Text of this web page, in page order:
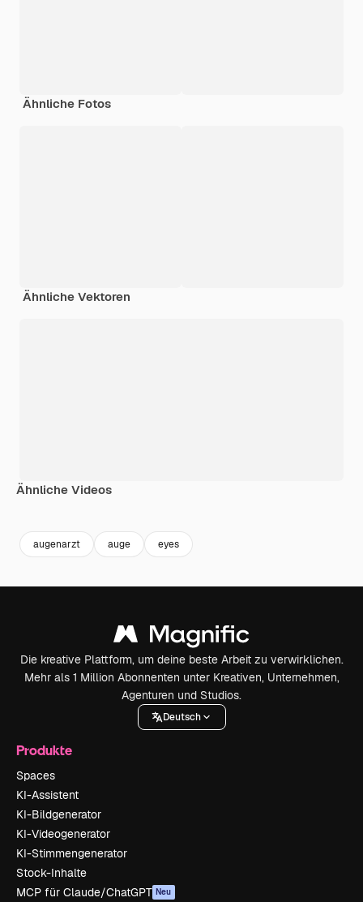
Ähnliche Fotos
Ähnliche Vektoren
Ähnliche Videos
augenarzt auge eyes
Die kreative Plattform, um deine beste Arbeit zu verwirklichen.
Mehr als 1 Million Abonnenten unter Kreativen, Unternehmen,
Agenturen und Studios.
Deutsch
Produkte
Spaces
KI-Assistent
KI-Bildgenerator
KI-Videogenerator
KI-Stimmengenerator
Stock-Inhalte
MCP für Claude/ChatGPT Neu